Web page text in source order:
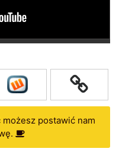
możesz postawić nam